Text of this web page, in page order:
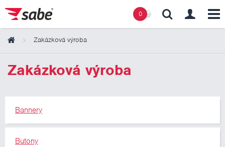
0
Zakázková výroba
Zakázková výroba
Bannery
Butony
Obsah košíku